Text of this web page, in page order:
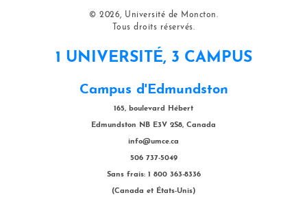
© 2026, Université de Moncton.
Tous droits réservés.
1 UNIVERSITÉ, 3 CAMPUS
Campus d'Edmundston
165, boulevard Hébert
Edmundston NB E3V 2S8, Canada
info@umce.ca
506 737-5049
Sans frais: 1 800 363-8336
(Canada et États-Unis)